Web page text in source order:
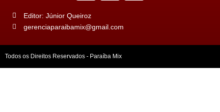
Editor: Júnior Queiroz
gerenciaparaibamix@gmail.com
Todos os Direitos Reservados - Paraíba Mix